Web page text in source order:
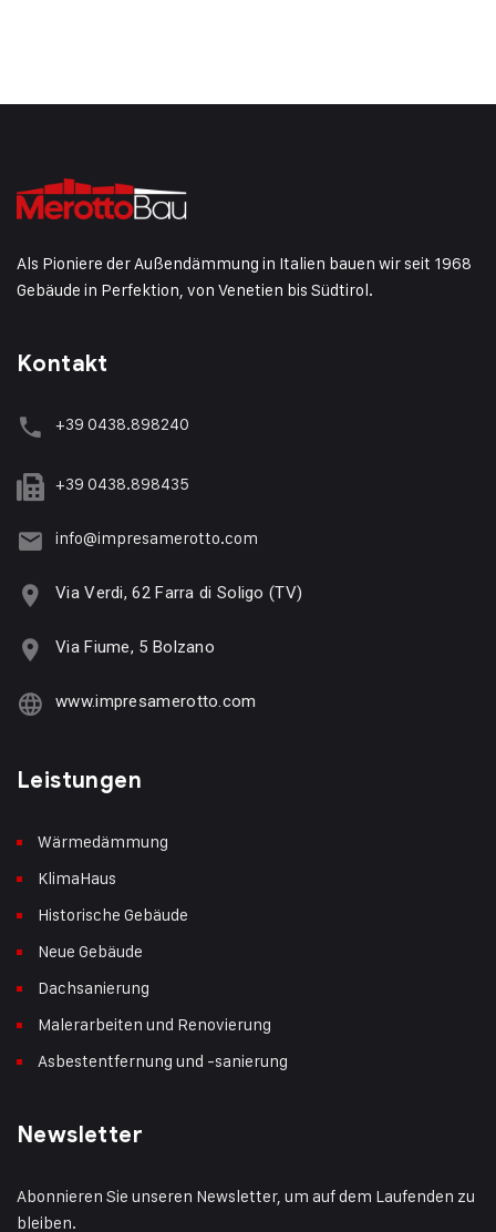
Als Pioniere der Außendämmung in Italien bauen wir seit 1968
Gebäude in Perfektion, von Venetien bis Südtirol.
Kontakt
+39 0438.898240
+39 0438.898435
info@impresamerotto.com
Via Verdi, 62 Farra di Soligo (TV)
Via Fiume, 5 Bolzano
www.impresamerotto.com
Leistungen
Wärmedämmung
KlimaHaus
Historische Gebäude
Neue Gebäude
Dachsanierung
Malerarbeiten und Renovierung
Asbestentfernung und -sanierung
Newsletter
Abonnieren Sie unseren Newsletter, um auf dem Laufenden zu
bleiben.